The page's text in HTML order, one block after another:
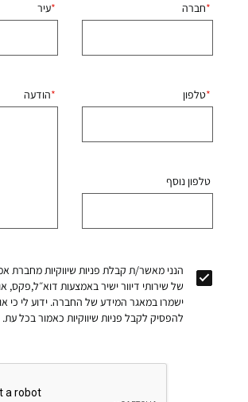
חברה
טלפון
טלפון נוסף
עיר
הודעה
הנני מאשר/ת קבלת פניות שיווקיות מחברת
ישמרו במאגר המידע של החברה. ידוע לי כי
להפסיק לקבל פניות שיווקיות כאמור בכל עת.